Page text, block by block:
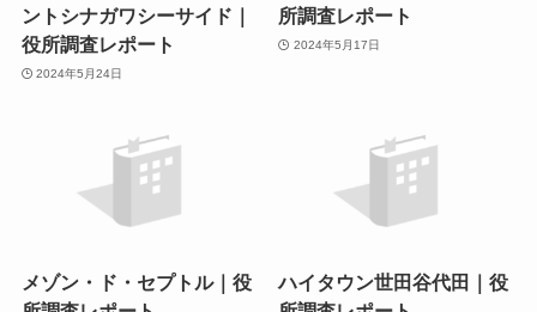
ントシナガワシーサイド｜
役所調査レポート
2024年5月24日
所調査レポート
2024年5月17日
メゾン・ド・セプトル｜役
ハイタウン世田谷代田｜役